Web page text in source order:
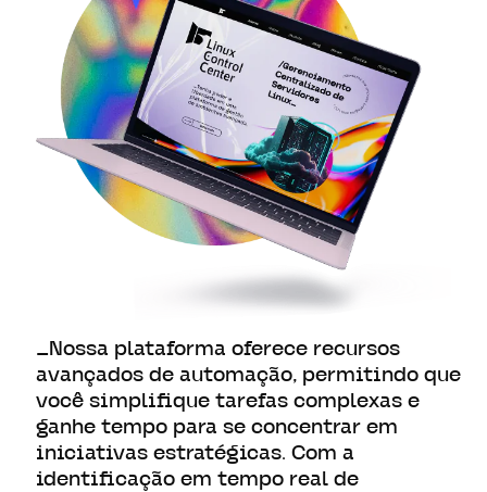
_Nossa plataforma oferece recursos
avançados de automação, permitindo que
você simplifique tarefas complexas e
ganhe tempo para se concentrar em
iniciativas estratégicas. Com a
identificação em tempo real de